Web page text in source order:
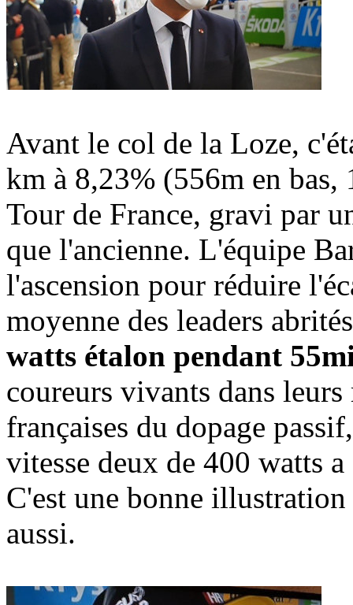
Avant le col de la Loze,
km à 8,23% (556m en
Tour de France, gravi par
que l'ancienne. L'équipe
l'ascension pour réduire
moyenne des leaders
watts étalon pendant
coureurs vivants dans
françaises du dopage
vitesse deux de 400 watts
C'est une bonne
aussi.